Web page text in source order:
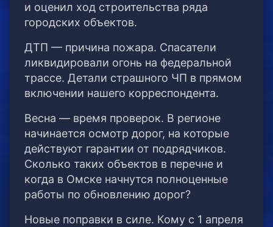
и оценил ход строительства ряда
городских объектов.
ДТП — причина пожара. Спасатели
ликвидировали огонь на федеральной
трассе. Детали страшного ЧП в прямом
включении нашего корреспондента.
Весна — время проверок. В регионе
начинается осмотр дорог, на которые
действуют гарантии от подрядчиков.
Сколько таких объектов в перечне и
когда в Омске начнутся полноценные
работы по обновлению дорог?
Новые поправки в силе. Кому с 1 апреля